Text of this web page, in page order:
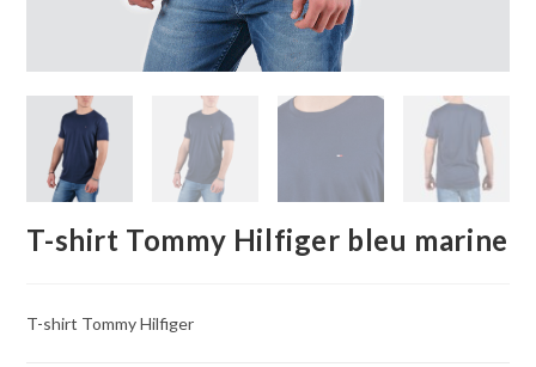
T-shirt Tommy Hilfiger bleu marine
T-shirt Tommy Hilfiger